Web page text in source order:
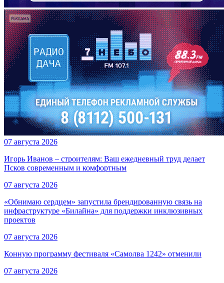
07 августа 2026
Игорь Иванов – строителям: Ваш ежедневный труд делает
Псков современным и комфортным
07 августа 2026
«Обнимаю сердцем» запустила брендированную связь на
инфраструктуре «Билайна» для поддержки инклюзивных
проектов
07 августа 2026
Конную программу фестиваля «Самолва 1242» отменили
07 августа 2026